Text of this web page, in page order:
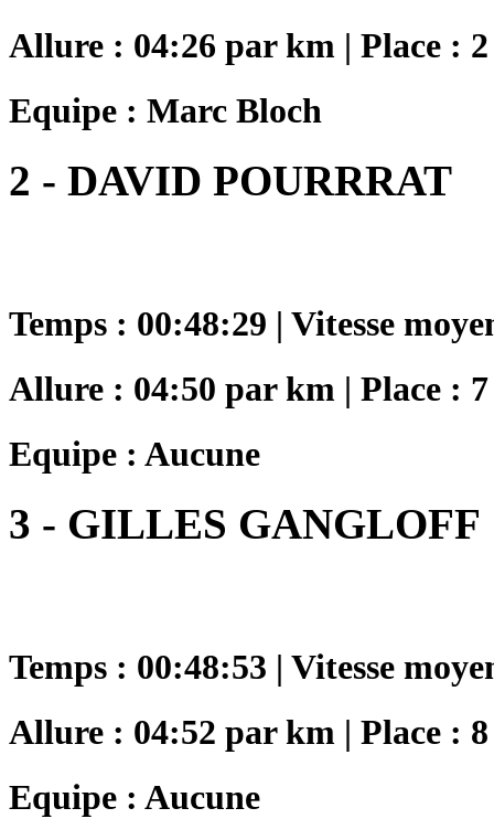
Allure : 04:26 par km | Place : 2
Equipe : Marc Bloch
2 - DAVID POURRRAT
Temps : 00:48:29 | Vitesse
Allure : 04:50 par km | Place : 7
Equipe : Aucune
3 - GILLES GANGLOFF
Temps : 00:48:53 | Vitesse
Allure : 04:52 par km | Place : 8
Equipe : Aucune